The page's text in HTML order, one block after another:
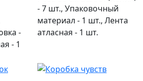
-
- 1
- 7 шт., Упаковочный
материал - 1 шт., Лента
атласная - 1 шт.